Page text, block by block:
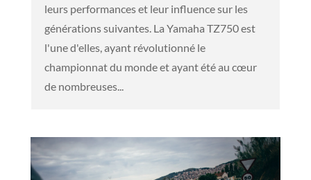
leurs performances et leur influence sur les
générations suivantes. La Yamaha TZ750 est
l'une d'elles, ayant révolutionné le
championnat du monde et ayant été au cœur
de nombreuses...